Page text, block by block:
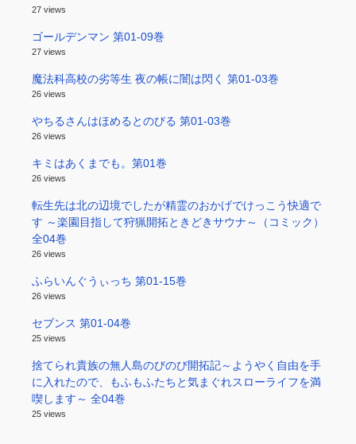
27 views
ゴールデンマン 第01-09巻
27 views
魔法科高校の劣等生 夜の帳に闇は閃く 第01-03巻
26 views
やちるさんはほめるとのびる 第01-03巻
26 views
キミはあくまでも。第01巻
26 views
転生先は北の辺境でしたが精霊のおかげでけっこう快適で
す ～楽園目指して狩猟開拓ときどきサウナ～（コミック）
全04巻
26 views
ふらいんぐうぃっち 第01-15巻
26 views
セブンス 第01-04巻
25 views
捨てられ貴族の無人島のびのび開拓記～ようやく自由を手
に入れたので、もふもふたちと気まぐれスローライフを満
喫します～ 全04巻
25 views